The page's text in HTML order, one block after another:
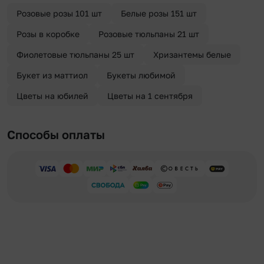
Розовые розы 101 шт Белые розы 151 шт
Розы в коробке Розовые тюльпаны 21 шт
Фиолетовые тюльпаны 25 шт Хризантемы белые
Букет из маттиол Букеты любимой
Цветы на юбилей Цветы на 1 сентября
Способы оплаты